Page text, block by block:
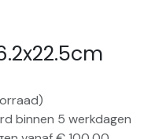
binnen 5 werkdagen